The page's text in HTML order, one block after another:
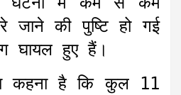
r
a
m
जाने की पुष्टि हो गई
हुए हैं।
कहना है कि कुल 11